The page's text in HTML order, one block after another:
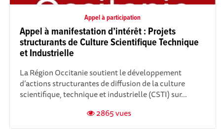
Appel à participation
Appel à manifestation d’intérêt : Projets
structurants de Culture Scientifique Technique
et Industrielle
La Région Occitanie soutient le développement
d’actions structurantes de diffusion de la culture
scientifique, technique et industrielle (CSTI) sur...
2865 vues